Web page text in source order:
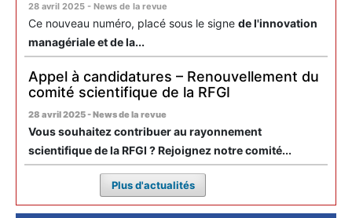
28 avril 2025 - News de la revue
Ce nouveau numéro, placé sous le signe de l'innovation
managériale et de la...
Appel à candidatures – Renouvellement du
comité scientifique de la RFGI
28 avril 2025 - News de la revue
Vous souhaitez contribuer au rayonnement
scientifique de la RFGI ? Rejoignez notre comité...
Plus d'actualités